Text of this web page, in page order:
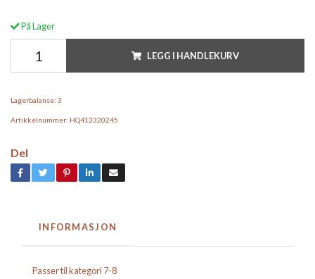
På Lager
LEGG I HANDLEKURV
Lagerbalanse: 3
Artikkelnummer: HQ413320245
Del
INFORMASJON
Passer til kategori 7-8